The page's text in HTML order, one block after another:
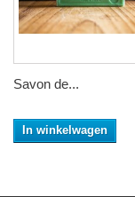
Savon de...
In winkelwagen